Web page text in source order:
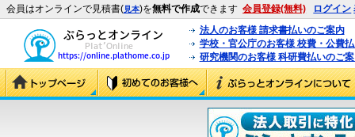
会員はオンラインで見積書(見本)を無料で作成できます 会員登録(無料) ログイン
法人のお客様 請求書払いのご案内
学校・官公庁のお客様 校費・公費
研究機関のお客様 科研費払いのご